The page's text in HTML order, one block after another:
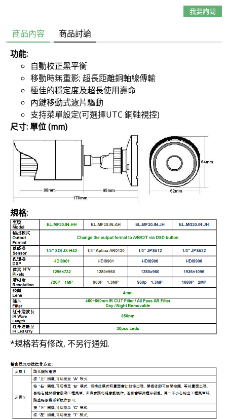
我要詢問
商品內容
商品討論
功能:
自動校正黑平衡
移動時無重影; 超長距離銅軸線傳輸
極佳的穩定度及超長使用壽命
內鍵移動式濾片驅動
支持菜單設定(可選擇UTC 銅軸視控)
尺寸: 單位 (mm)
規格:
*規格若有修改, 不另行通知.